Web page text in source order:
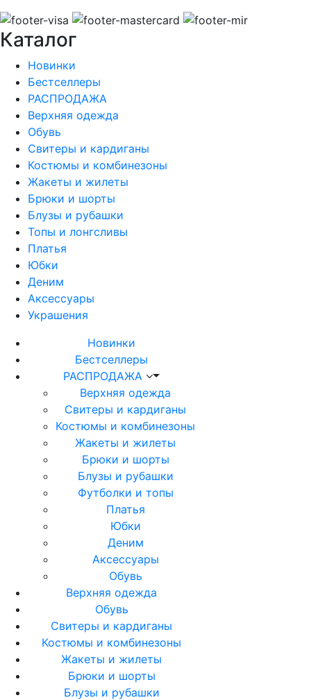
Каталог
Новинки
Бестселлеры
РАСПРОДАЖА
Верхняя одежда
Обувь
Свитеры и кардиганы
Костюмы и комбинезоны
Жакеты и жилеты
Брюки и шорты
Блузы и рубашки
Топы и лонгсливы
Платья
Юбки
Деним
Аксессуары
Украшения
Новинки
Бестселлеры
РАСПРОДАЖА
Верхняя одежда
Свитеры и кардиганы
Костюмы и комбинезоны
Жакеты и жилеты
Брюки и шорты
Блузы и рубашки
Футболки и топы
Платья
Юбки
Деним
Аксессуары
Обувь
Верхняя одежда
Обувь
Свитеры и кардиганы
Костюмы и комбинезоны
Жакеты и жилеты
Брюки и шорты
Блузы и рубашки